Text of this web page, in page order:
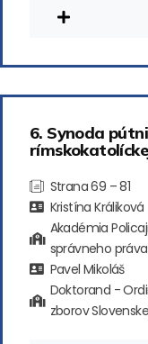
6. Synoda
Strana 69 – 81
Kristína Králiková
Akadémia
správneho práva
Pavel Mikoláš
Doktorand -
zborov